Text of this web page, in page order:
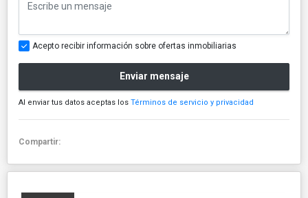
Acepto recibir información sobre ofertas inmobiliarias
Enviar mensaje
Al enviar tus datos aceptas los Términos de servicio y privacidad
Compartir: